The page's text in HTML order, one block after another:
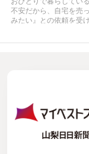
不安だから、自宅を売
みたい』との依頼を受